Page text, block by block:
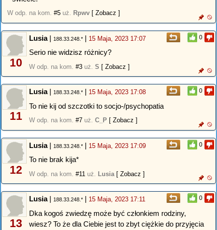
W odp. na kom. #5 uż. Rpwv [ Zobacz ]
0
10
Lusia| 188.33.248.* | 15 Maja, 2023 17:07
Serio nie widzisz różnicy?
W odp. na kom. #3 uż. S [ Zobacz ]
0
11
Lusia| 188.33.248.* | 15 Maja, 2023 17:08
To nie kij od szczotki to socjo-/psychopatia
W odp. na kom. #7 uż. C_P [ Zobacz ]
0
12
Lusia| 188.33.248.* | 15 Maja, 2023 17:09
To nie brak kija*
W odp. na kom. #11 uż. Lusia [ Zobacz ]
0
13
Lusia| 188.33.248.* | 15 Maja, 2023 17:11
Dka kogoś zwiedzę może być członkiem rodziny,
wiesz? To że dla Ciebie jest to zbyt ciężkie do przyjęcia